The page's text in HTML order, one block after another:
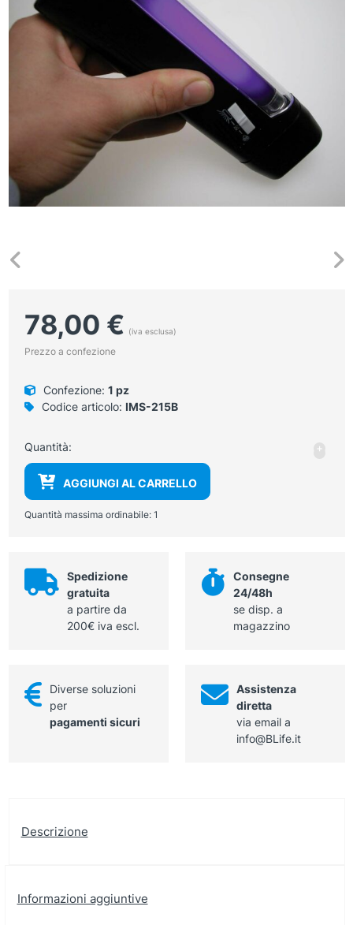
78,00 € (iva esclusa)
Prezzo a confezione
Confezione: 1 pz
Codice articolo: IMS-215B
Quantità: -+
AGGIUNGI AL CARRELLO
Quantità massima ordinabile: 1
Spedizione
gratuita
a partire da
200€ iva escl.
Consegne
24/48h
se disp. a
magazzino
Diverse soluzioni
per
pagamenti sicuri
Assistenza
diretta
via email a
info@BLife.it
Descrizione
Informazioni aggiuntive